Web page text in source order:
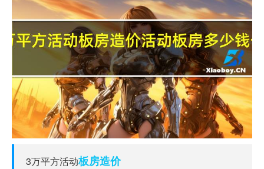
3万平方活动板房造价